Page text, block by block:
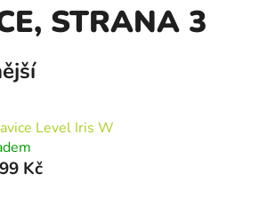
, STRANA 3
Level Iris W
Kč